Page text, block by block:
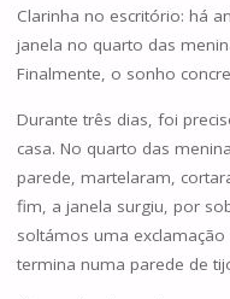
Clarinha no escritório: há
janela no quarto das
Finalmente, o sonho
Durante três dias, foi
casa. No quarto das
parede, martelaram,
fim, a janela surgiu, por
soltámos uma
termina numa parede de